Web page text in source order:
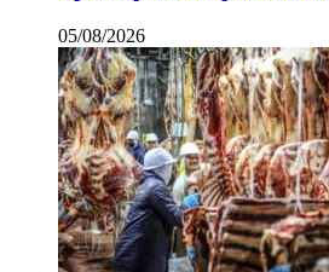
05/08/2026